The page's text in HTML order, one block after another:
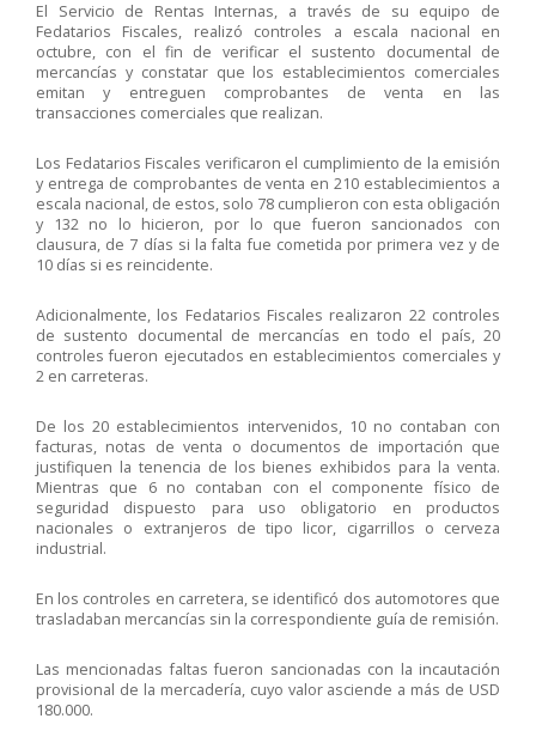
El Servicio de Rentas Internas, a través de su equipo de
Fedatarios Fiscales, realizó controles a escala nacional en
octubre, con el fin de verificar el sustento documental de
mercancías y constatar que los establecimientos comerciales
emitan y entreguen comprobantes de venta en las
transacciones comerciales que realizan.
Los Fedatarios Fiscales verificaron el cumplimiento de la emisión
y entrega de comprobantes de venta en 210 establecimientos a
escala nacional, de estos, solo 78 cumplieron con esta obligación
y 132 no lo hicieron, por lo que fueron sancionados con
clausura, de 7 días si la falta fue cometida por primera vez y de
10 días si es reincidente.
Adicionalmente, los Fedatarios Fiscales realizaron 22 controles
de sustento documental de mercancías en todo el país, 20
controles fueron ejecutados en establecimientos comerciales y
2 en carreteras.
De los 20 establecimientos intervenidos, 10 no contaban con
facturas, notas de venta o documentos de importación que
justifiquen la tenencia de los bienes exhibidos para la venta.
Mientras que 6 no contaban con el componente físico de
seguridad dispuesto para uso obligatorio en productos
nacionales o extranjeros de tipo licor, cigarrillos o cerveza
industrial.
En los controles en carretera, se identificó dos automotores que
trasladaban mercancías sin la correspondiente guía de remisión.
Las mencionadas faltas fueron sancionadas con la incautación
provisional de la mercadería, cuyo valor asciende a más de USD
180.000.